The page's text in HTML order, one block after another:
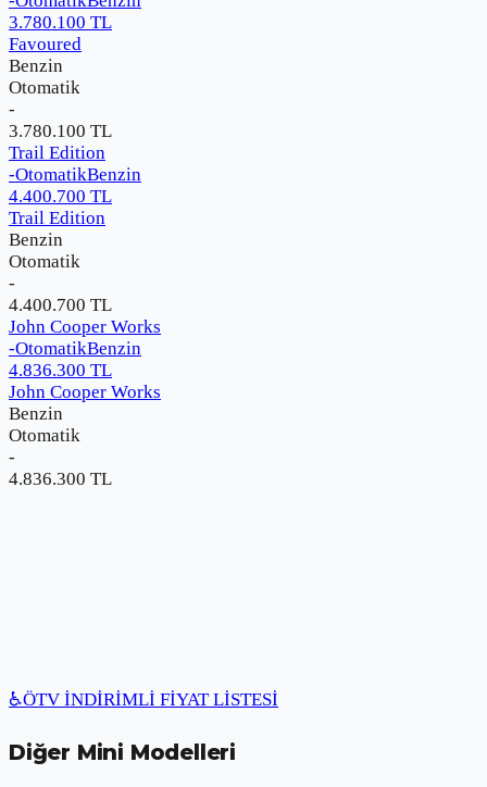
3.780.100 TL
Favoured
Benzin
Otomatik
-
3.780.100 TL
Trail Edition
-OtomatikBenzin
4.400.700 TL
Trail Edition
Benzin
Otomatik
-
4.400.700 TL
John Cooper Works
-OtomatikBenzin
4.836.300 TL
John Cooper Works
Benzin
Otomatik
-
4.836.300 TL
♿ÖTV İNDİRİMLİ FİYAT LİSTESİ
Diğer Mini Modelleri